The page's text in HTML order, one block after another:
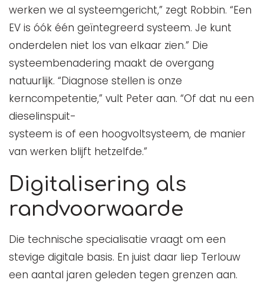
werken we al systeemgericht,” zegt Robbin. “Een
EV is óók één geïntegreerd systeem. Je kunt
onderdelen niet los van elkaar zien.” Die
systeembenadering maakt de overgang
natuurlijk. “Diagnose stellen is onze
kerncompetentie,” vult Peter aan. “Of dat nu een
dieselinspuit-
systeem is of een hoogvoltsysteem, de manier
van werken blijft hetzelfde.”
Digitalisering als
randvoorwaarde
Die technische specialisatie vraagt om een
stevige digitale basis. En juist daar liep Terlouw
een aantal jaren geleden tegen grenzen aan.